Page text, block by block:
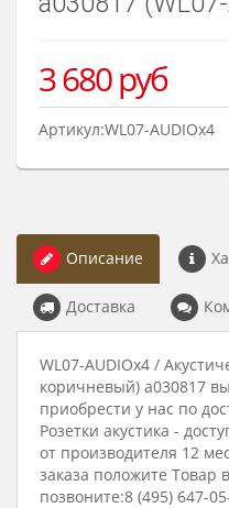
3 680руб
Артикул:WL07-AUDIOx4
Описание
Доставка
WL07-AUDIOx4 /
коричневый) a030817
приобрести у нас по
Розетки акустика -
от производителя 12
заказа положите Товар
позвоните:8 (495) 647-